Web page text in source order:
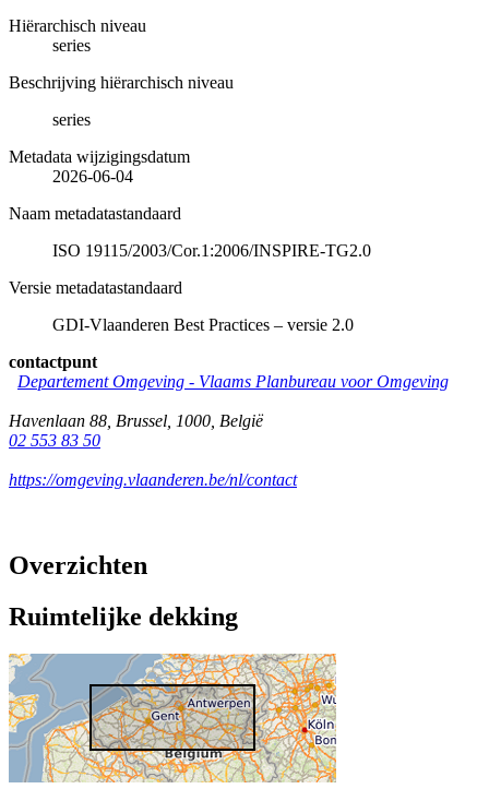
Hiërarchisch niveau
series
Beschrijving hiërarchisch niveau
series
Metadata wijzigingsdatum
2026-06-04
Naam metadatastandaard
ISO 19115/2003/Cor.1:2006/INSPIRE-TG2.0
Versie metadatastandaard
GDI-Vlaanderen Best Practices – versie 2.0
contactpunt
Departement Omgeving - Vlaams Planbureau voor Omgeving
Havenlaan 88 Brussel 1000 België
02 553 83 50
https://omgeving.vlaanderen.be/nl/contact
Overzichten
Ruimtelijke dekking